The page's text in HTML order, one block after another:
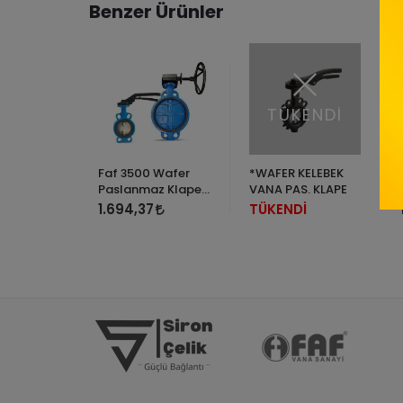
Benzer Ürünler
Faf 3500 Wafer
Paslanmaz Klapeli
Kelebek Vana
1.694,37
TÜKENDİ
*WAFER KELEBEK
VANA PAS. KLAPE
TÜKENDİ